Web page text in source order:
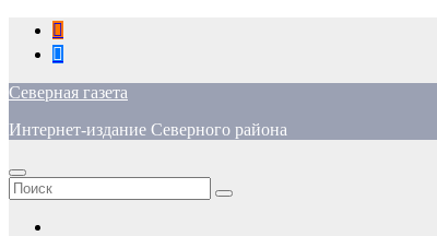
Перейти
содержимому
Северная газета
Интернет-издание Северного района